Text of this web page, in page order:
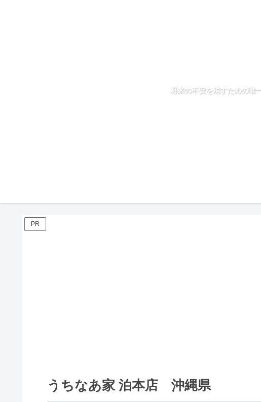
将来の不安を消すための唯
PR
うちなあ家 泊本店 沖縄県